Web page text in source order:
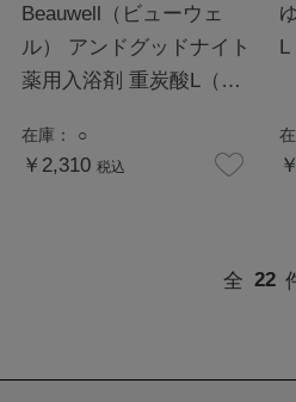
Beauwell（ビューウェ
ル） アンドグッドナイト
薬用入浴剤 重炭酸L（大
在庫： ○
￥2,310 税込
L
全 22